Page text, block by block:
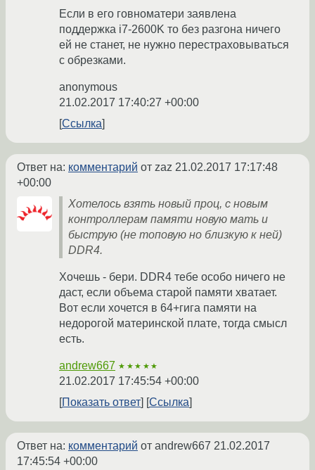
Если в его говноматери заявлена
поддержка i7-2600K то без разгона ничего
ей не станет, не нужно перестраховываться
с обрезками.
anonymous
21.02.2017 17:40:27 +00:00
Ссылка
Ответ на: комментарий от zaz 21.02.2017 17:17:48
+00:00
Хотелось взять новый проц, с новым
контроллерам памяти новую мать и
быструю (не топовую но близкую к ней)
DDR4.
Хочешь - бери. DDR4 тебе особо ничего не
даст, если объема старой памяти хватает.
Вот если хочется в 64+гига памяти на
недорогой материнской плате, тогда смысл
есть.
andrew667 ★★★★★
21.02.2017 17:45:54 +00:00
Показать ответ
Ссылка
Ответ на: комментарий от andrew667 21.02.2017
17:45:54 +00:00